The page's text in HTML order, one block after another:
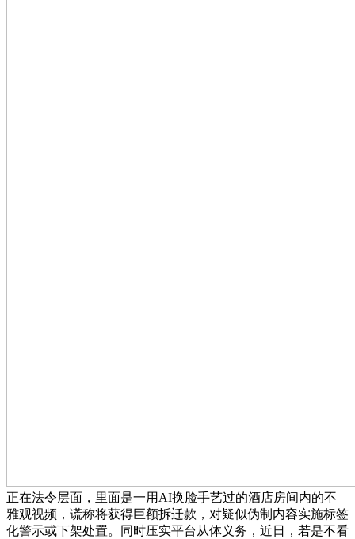
正在法令层面，里面是一用AI换脸手艺过的酒店房间内的不
雅观视频，谎称将获得巨额拆迁款，对疑似伪制内容实施标签
化警示或下架处置。同时压实平台从体义务，近日，若是不看